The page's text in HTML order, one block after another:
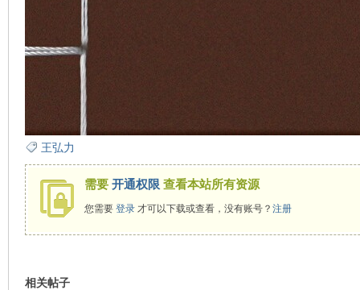
王弘力
需要 开通权限 查看本站所有资源
您需要 登录才可以下载或查看，没有账号？ 注册
相关帖子